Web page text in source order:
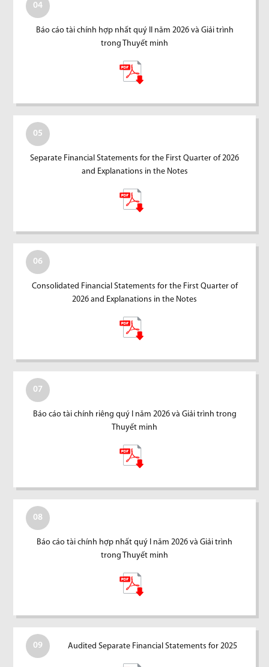
04
Báo cáo tài chính hợp nhất quý II năm 2026 và Giải trình
trong Thuyết minh
05
Separate Financial Statements for the First Quarter of 2026
and Explanations in the Notes
06
Consolidated Financial Statements for the First Quarter of
2026 and Explanations in the Notes
07
Báo cáo tài chính riêng quý I năm 2026 và Giải trình trong
Thuyết minh
08
Báo cáo tài chính hợp nhất quý I năm 2026 và Giải trình
trong Thuyết minh
09 Audited Separate Financial Statements for 2025